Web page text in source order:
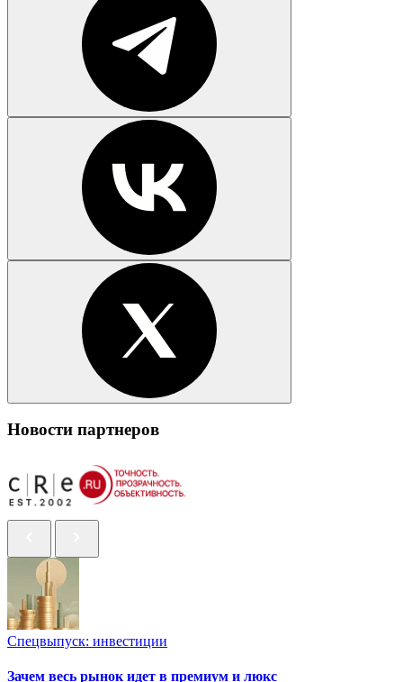
Новости партнеров
Спецвыпуск: инвестиции
Зачем весь рынок идет в премиум и люкс